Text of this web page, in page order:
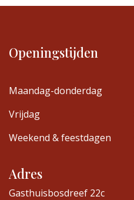
Openingstijden
Maandag-donderdag
Vrijdag
Weekend & feestdagen
Adres
Gasthuisbosdreef 22c